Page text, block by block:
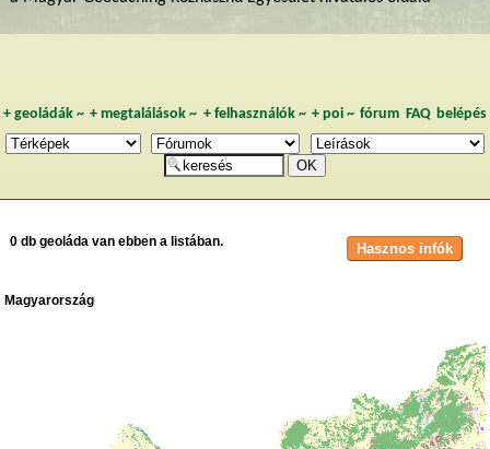
+ geoládák~ +megtalálások ~ + felhasználók~ + poi~ fórum FAQ belépés
0 db geoláda van ebben a listában.
Magyarország